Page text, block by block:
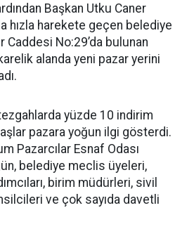
Başkan Utku Caner
hızla harekete geçen belediye
No:29’da bulunan
alanda yeni pazar yerini
yüzde 10 indirim
pazara yoğun ilgi gösterdi.
Pazarcılar Esnaf Odası
belediye meclis üyeleri,
birim müdürleri, sivil
ve çok sayıda davetli